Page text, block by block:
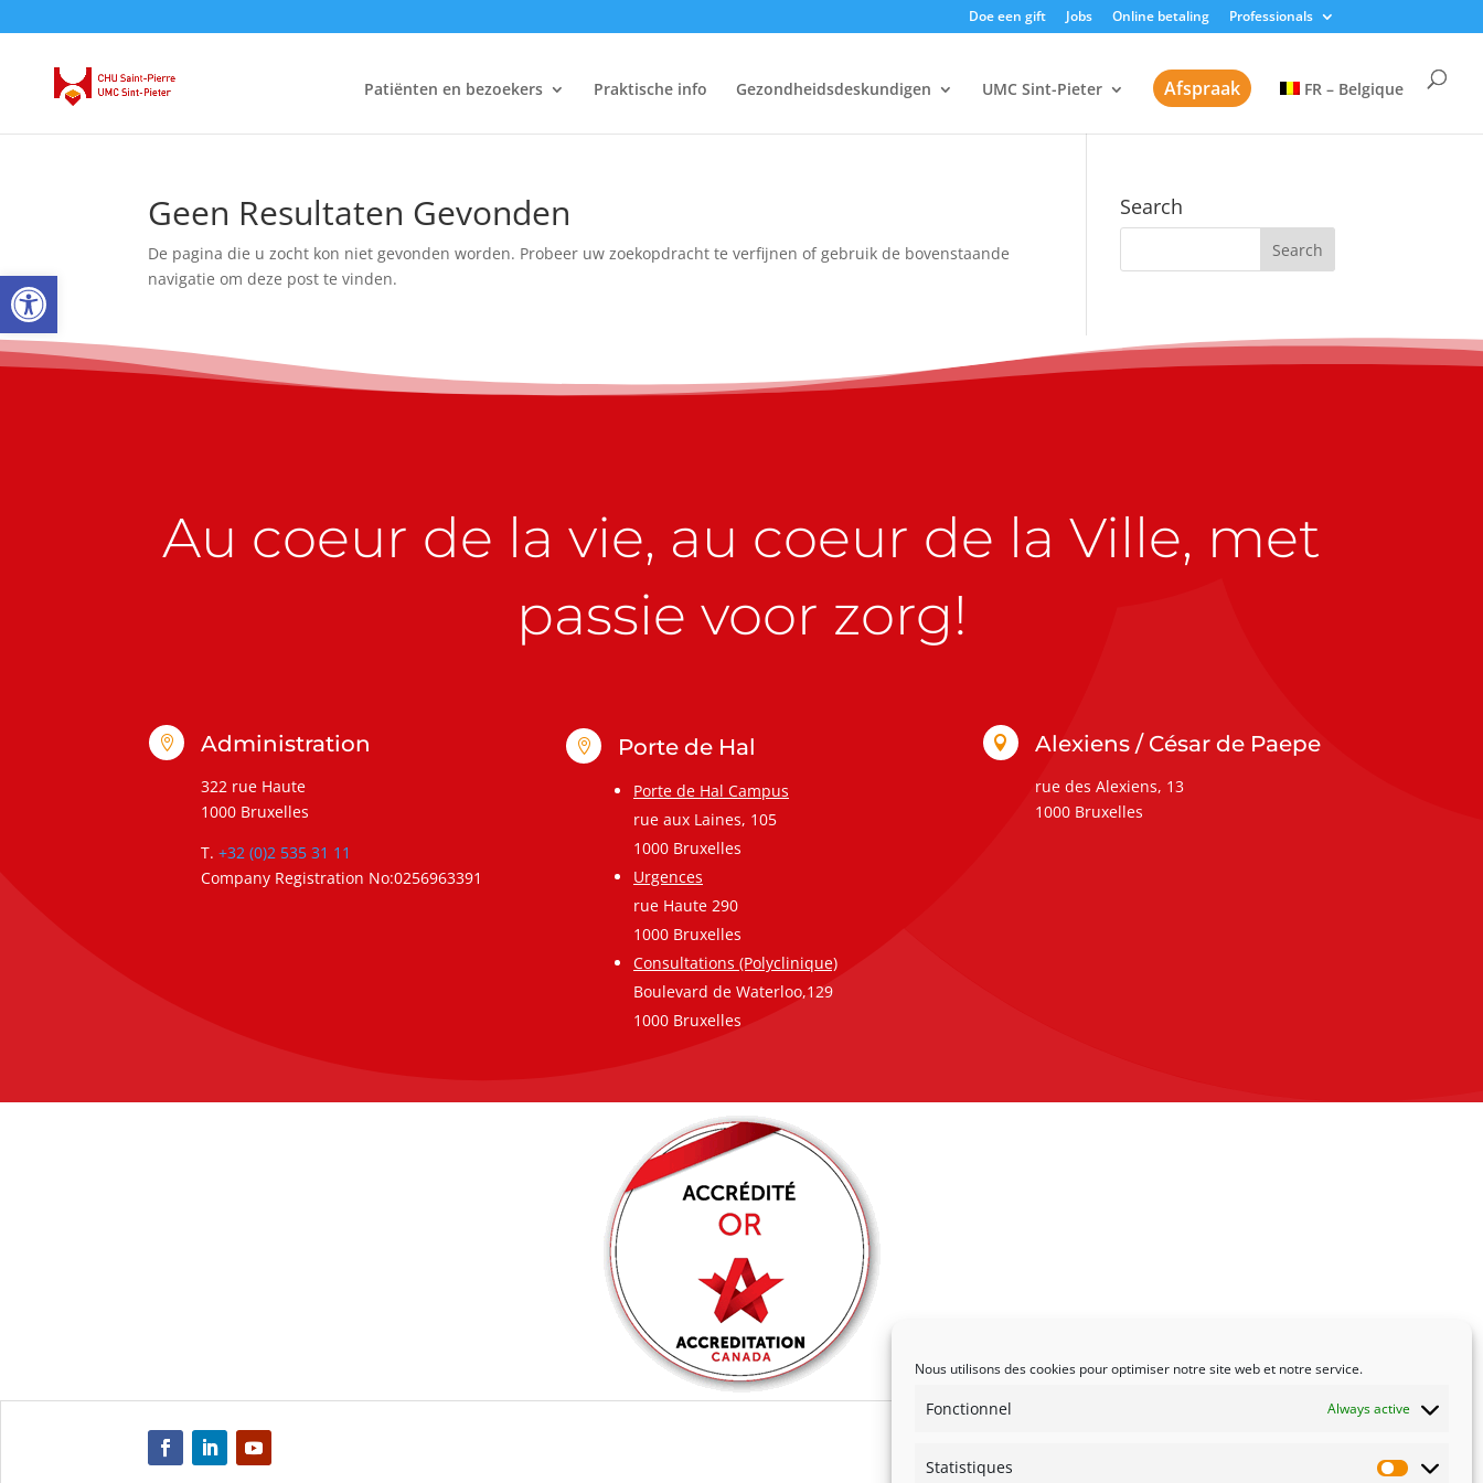
Nous utilisons des cookies pour optimiser notre site web et notre service.
Fonctionnel Always active
Statistiques
Open toolbar
Doe een gift Jobs Online betaling Professionals
Patiënten en bezoekers Praktische info Gezondheidsdeskundigen UMC Sint-Pieter Afspraak FR – Belgique
Geen Resultaten Gevonden
De pagina die u zocht kon niet gevonden worden. Probeer uw zoekopdracht te verfijnen of gebruik de bovenstaande
navigatie om deze post te vinden.
Search
Au coeur de la vie, au coeur de la Ville, met
passie voor zorg!
 Administration
322 rue Haute
1000 Bruxelles
T. +32 (0)2 535 31 11
Company Registration No:0256963391
 Porte de Hal
Porte de Hal Campus
rue aux Laines, 105
1000 Bruxelles
Urgences
rue Haute 290
1000 Bruxelles
Consultations (Polyclinique)
Boulevard de Waterloo,129
1000 Bruxelles
 Alexiens / César de Paepe
rue des Alexiens, 13
1000 Bruxelles